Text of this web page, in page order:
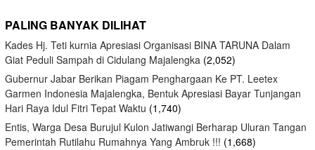
PALING BANYAK DILIHAT
Kades Hj. Teti kurnia Apresiasi Organisasi BINA TARUNA Dalam
Giat Peduli Sampah di Cidulang Majalengka (2,052)
Gubernur Jabar Berikan Piagam Penghargaan Ke PT. Leetex
Garmen Indonesia Majalengka, Bentuk Apresiasi Bayar Tunjangan
Hari Raya Idul Fitri Tepat Waktu (1,740)
Entis, Warga Desa Burujul Kulon Jatiwangi Berharap Uluran Tangan
Pemerintah Rutilahu Rumahnya Yang Ambruk !!! (1,668)